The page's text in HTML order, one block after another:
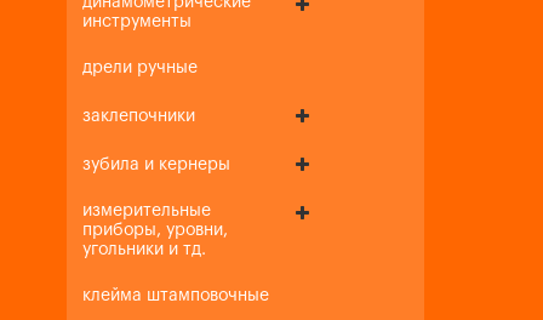
инструменты
дрели ручные
заклепочники
зубила и кернеры
измерительные
приборы, уровни,
угольники и тд.
клейма штамповочные